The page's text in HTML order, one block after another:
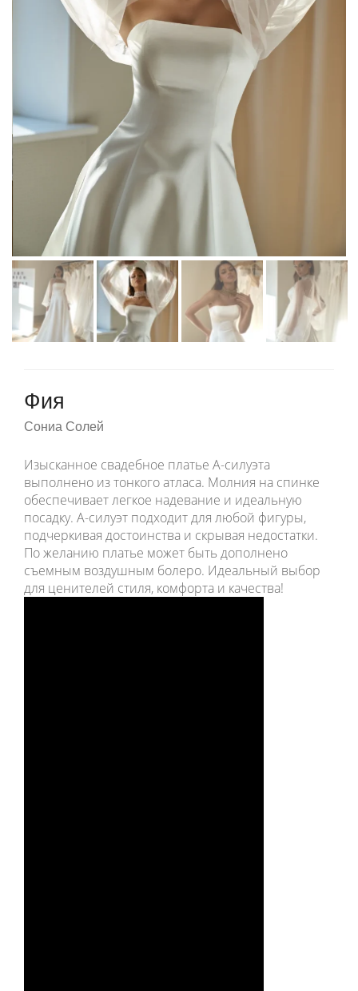
BELFASO
Naviblue
Olivia Bottega
Все платья
О салоне
Фия
Сониа Солей
Изысканное свадебное платье A-силуэта
выполнено из тонкого атласа. Молния на спинке
обеспечивает легкое надевание и идеальную
посадку. A-силуэт подходит для любой фигуры,
подчеркивая достоинства и скрывая недостатки.
По желанию платье может быть дополнено
съемным воздушным болеро. Идеальный выбор
для ценителей стиля, комфорта и качества!